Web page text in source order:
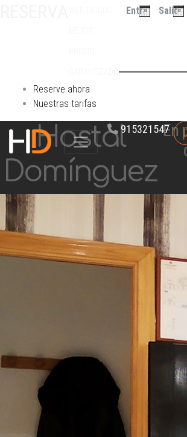
Reserve ahora
Nuestras tarifas
915321547
Hostal
Domínguez
En